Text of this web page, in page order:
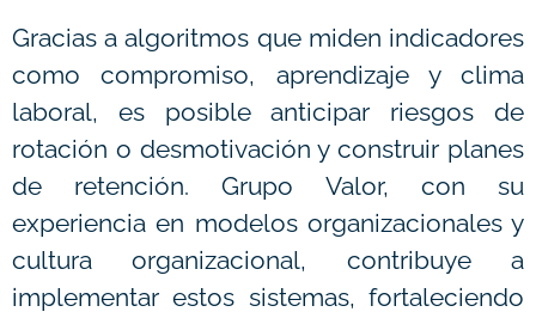
Gracias a algoritmos que miden indicadores
como compromiso, aprendizaje y clima
laboral, es posible anticipar riesgos de
rotación o desmotivación y construir planes
de retención. Grupo Valor, con su
experiencia en modelos organizacionales y
cultura organizacional, contribuye a
implementar estos sistemas, fortaleciendo